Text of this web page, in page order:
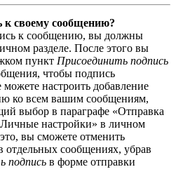
к своему сообщению?
к сообщению, вы должны
разделе. После этого вы
пункт Присоединить подпись
чтобы подпись
настроить добавление
ко всем вашим сообщениям,
выбор в параграфе «Отправка
настройки» в личном
вы сможете отменить
отдельных сообщениях, убрав
подпись в форме отправки